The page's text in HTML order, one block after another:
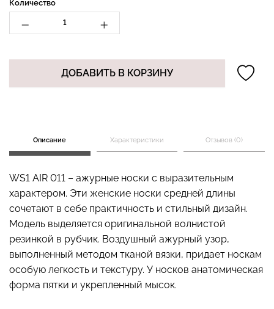
Количество
ДОБАВИТЬ В КОРЗИНУ
Описание Характеристики Отзывов (0)
WS1 AIR 011 – ажурные носки с выразительным
характером. Эти женские носки средней длины
сочетают в себе практичность и стильный дизайн.
Модель выделяется оригинальной волнистой
резинкой в рубчик. Воздушный ажурный узор,
выполненный методом тканой вязки, придает носкам
особую легкость и текстуру. У носков анатомическая
форма пятки и укрепленный мысок.
STRING BRIEFS (черный)
Giulia
Бесшовный топ с легкой
коррекцией BRA